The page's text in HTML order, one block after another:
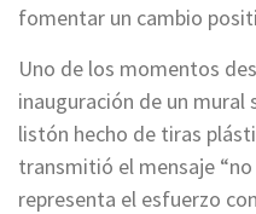
fomentar un cambio
Uno de los momentos
inauguración de un mural
listón hecho de tiras
transmitió el mensaje
representa el esfuerzo